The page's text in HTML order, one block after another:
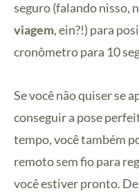
seguro (falando nisso,
viagem, ein?!) para
cronômetro para 10
Se você não quiser se
conseguir a pose
tempo, você também
remoto sem fio para
você estiver pronto.